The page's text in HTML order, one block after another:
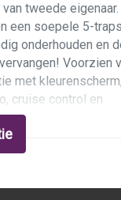
elektrisch inklapbaar
elektrisch verstel-
met verlichting
met
tweede
een soepele 5-
onderhouden en
Voorzien
met kleurenscherm,
cruise control en
apk bij
youngtimer, deze
al uw